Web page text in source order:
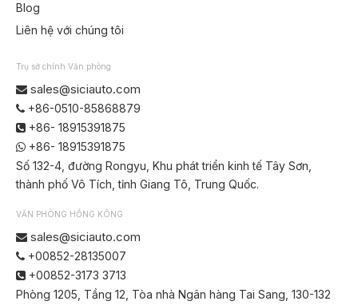
Blog
Liên hệ với chúng tôi
Trụ sở chính Văn phòng
 sales@siciauto.com
 +86-0510-85868879
 +86- 18915391875
 +86- 18915391875
Số 132-4, đường Rongyu, Khu phát triển kinh tế Tây Sơn,
thành phố Vô Tích, tỉnh Giang Tô, Trung Quốc.
VĂN PHÒNG HỒNG KÔNG
 sales@siciauto.com
 +00852-28135007
 +00852-3173 3713
Phòng 1205, Tầng 12, Tòa nhà Ngân hàng Tai Sang, 130-132